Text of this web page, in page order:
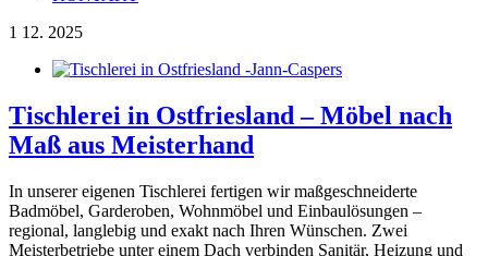
1 12. 2025
Tischlerei in Ostfriesland – Möbel nach
Maß aus Meisterhand
In unserer eigenen Tischlerei fertigen wir maßgeschneiderte
Badmöbel, Garderoben, Wohnmöbel und Einbaulösungen –
regional, langlebig und exakt nach Ihren Wünschen. Zwei
Meisterbetriebe unter einem Dach verbinden Sanitär, Heizung und